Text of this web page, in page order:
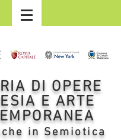
DI OPERE
E ARTE
in Semiotica